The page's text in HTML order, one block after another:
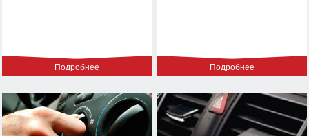
Подробнее Подробнее